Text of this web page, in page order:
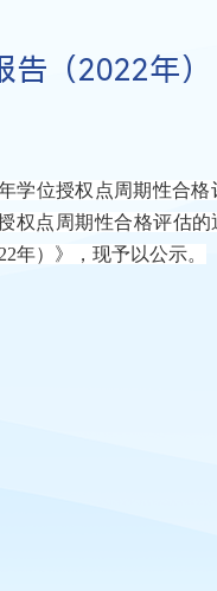
（2022年）
学位授权点周期性合
权点周期性合格评估的
2年）》，现予以公示。